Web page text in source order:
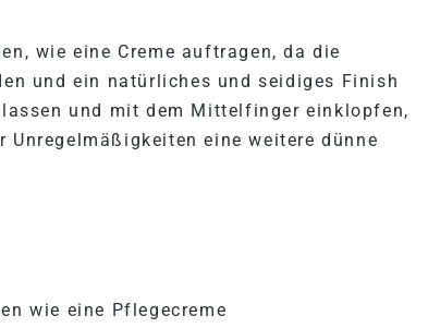
wie eine Creme auftragen, da die
und ein natürliches und seidiges Finish
und mit dem Mittelfinger einklopfen,
eine weitere dünne
wie eine Pflegecreme